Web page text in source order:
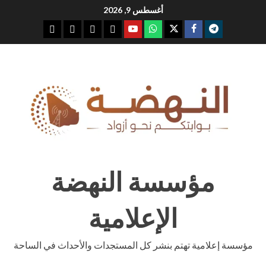
أغسطس 9, 2026
telegram
facebook
x
whatsap
youtube
مؤسسة النهضة
الإعلامية
مؤسسة إعلامية تهتم بنشر كل المستجدات والأحداث في الساحة